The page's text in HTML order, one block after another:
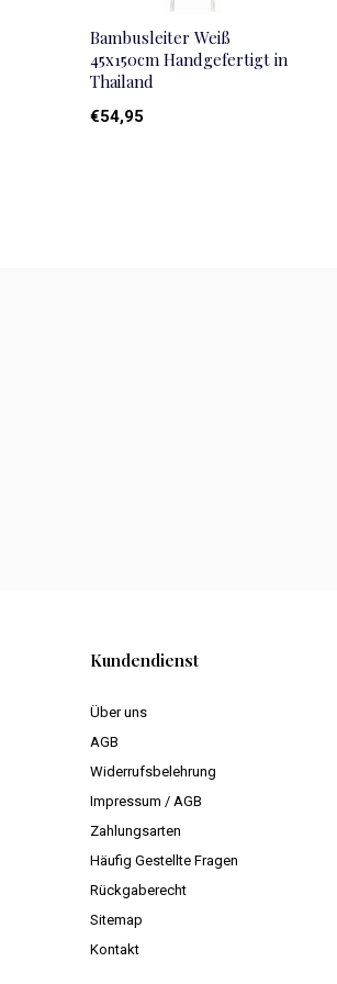
Bambusleiter Weiß
45x150cm Handgefertigt in
Thailand
€54,95
Kundendienst
Über uns
AGB
Widerrufsbelehrung
Impressum / AGB
Zahlungsarten
Häufig Gestellte Fragen
Rückgaberecht
Sitemap
Kontakt